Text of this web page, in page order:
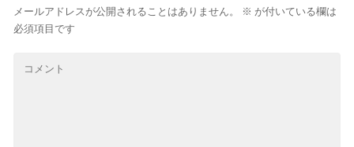
メールアドレスが公開されることはありません。 ※ が付いている欄は
必須項目です